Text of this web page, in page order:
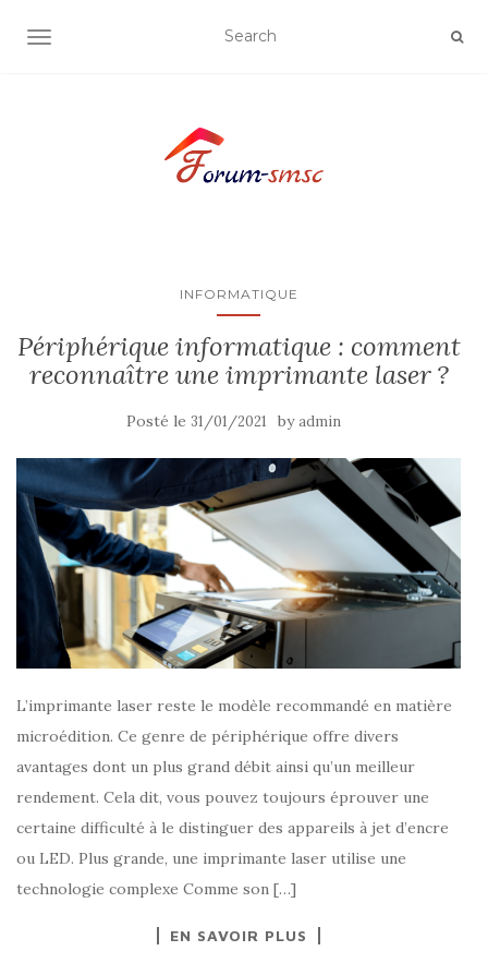
OUVRIR/FERMER LA NAVIGATION
INFORMATIQUE
Périphérique informatique : comment
reconnaître une imprimante laser ?
Posté le 31/01/2021 byadmin
L’imprimante laser reste le modèle recommandé en matière
microédition. Ce genre de périphérique offre divers
avantages dont un plus grand débit ainsi qu’un meilleur
rendement. Cela dit, vous pouvez toujours éprouver une
certaine difficulté à le distinguer des appareils à jet d’encre
ou LED. Plus grande, une imprimante laser utilise une
technologie complexe Comme son […]
EN SAVOIR PLUS